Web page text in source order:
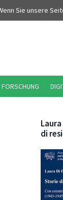
Sie unsere
di
FORSCHUNG